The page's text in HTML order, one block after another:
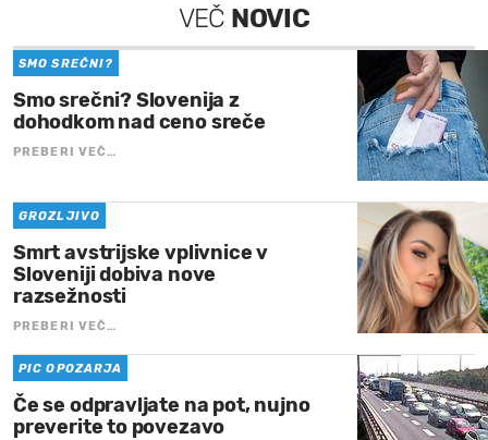
VEČ NOVIC
SMO SREČNI?
Smo srečni? Slovenija z
dohodkom nad ceno sreče
PREBERI VEČ…
GROZLJIVO
Smrt avstrijske vplivnice v
Sloveniji dobiva nove
razsežnosti
PREBERI VEČ…
PIC OPOZARJA
Če se odpravljate na pot, nujno
preverite to povezavo